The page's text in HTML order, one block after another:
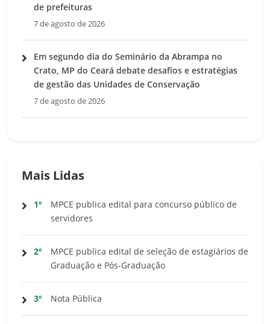
de prefeituras
7 de agosto de 2026
Em segundo dia do Seminário da Abrampa no
Crato, MP do Ceará debate desafios e estratégias
de gestão das Unidades de Conservação
7 de agosto de 2026
Mais Lidas
1º
MPCE publica edital para concurso público de
servidores
2º
MPCE publica edital de seleção de estagiários de
Graduação e Pós-Graduação
3º Nota Pública